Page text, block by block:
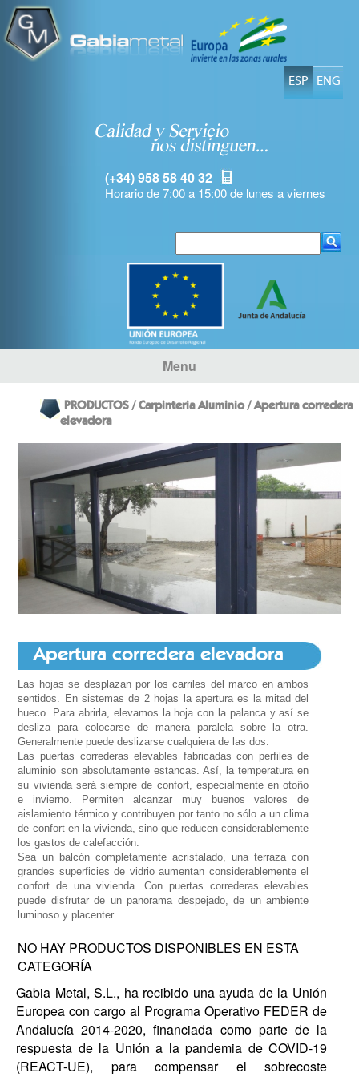
ESP ENG
(+34) 958 58 40 32
Horario de 7:00 a 15:00 de lunes a viernes
Menu
PRODUCTOS / Carpinteria Aluminio / Apertura corredera
elevadora
Apertura corredera elevadora
Las hojas se desplazan por los carriles del marco en ambos
sentidos. En sistemas de 2 hojas la apertura es la mitad del
hueco. Para abrirla, elevamos la hoja con la palanca y así se
desliza para colocarse de manera paralela sobre la otra.
Generalmente puede deslizarse cualquiera de las dos.
Las puertas correderas elevables fabricadas con perfiles de
aluminio son absolutamente estancas. Así, la temperatura en
su vivienda será siempre de confort, especialmente en otoño
e invierno. Permiten alcanzar muy buenos valores de
aislamiento térmico y contribuyen por tanto no sólo a un clima
de confort en la vivienda, sino que reducen considerablemente
los gastos de calefacción.
Sea un balcón completamente acristalado, una terraza con
grandes superficies de vidrio aumentan considerablemente el
confort de una vivienda. Con puertas correderas elevables
puede disfrutar de un panorama despejado, de un ambiente
luminoso y placenter
NO HAY PRODUCTOS DISPONIBLES EN ESTA
CATEGORÍA
Gabia Metal, S.L., ha recibido una ayuda de la Unión
Europea con cargo al Programa Operativo FEDER de
Andalucía 2014-2020, financiada como parte de la
respuesta de la Unión a la pandemia de COVID-19
(REACT-UE), para compensar el sobrecoste